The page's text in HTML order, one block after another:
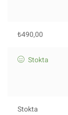
₺490,00
Stokta
Stokta